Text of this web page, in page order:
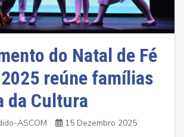
do Natal de Fé
reúne famílias
da Cultura
ASCOM 15 Dezembro 2025